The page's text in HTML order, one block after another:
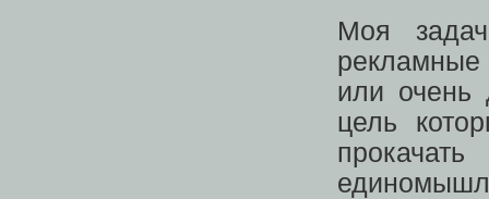
Моя
или очень
цель